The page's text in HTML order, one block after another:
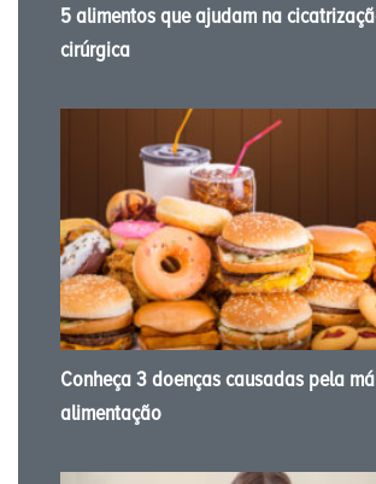
5 alimentos que ajudam na
cirúrgica
Conheça 3 doenças causadas pela má
alimentação